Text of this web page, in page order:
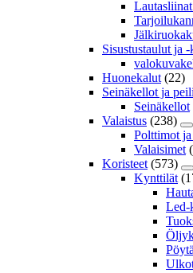
Sisustustaulut ja
Huonekalut (22)
Seinäkellot ja
Seinäkellot
Valaistus (238)
Polttimot
Valaisimet
Koristeet (573)
Kynttilät
Led-